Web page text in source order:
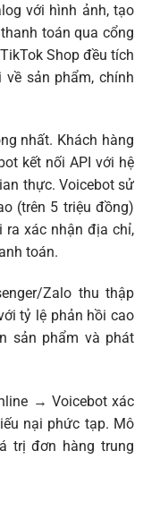
với hình ảnh, tạo
toán qua cổng
Shop đều tích
sản phẩm, chính
nhất. Khách hàng
kết nối API với hệ
thực. Voicebotsử
(trên 5 triệu đồng)
ra xác nhận địa chỉ,
toán.
Zalo thu thập
tỷ lệ phản hồi cao
sản phẩm và phát
→ Voicebot xác
nại phức tạp. Mô
trị đơn hàng trung